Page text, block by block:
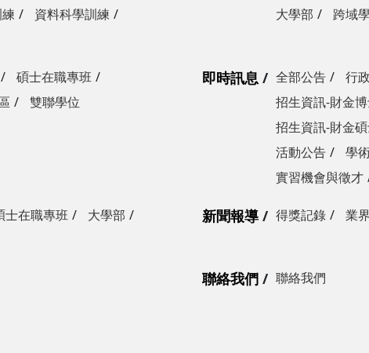
資料科學訓練
大學部
跨域
碩士在職專班
雙聯學位
即時訊息 全部公告 行
招生資訊-財金
招生資訊-財金
活動公告
學
實習機會與徵才
士在職專班
大學部
新聞報導 得獎記錄 業
聯絡我們 聯絡我們